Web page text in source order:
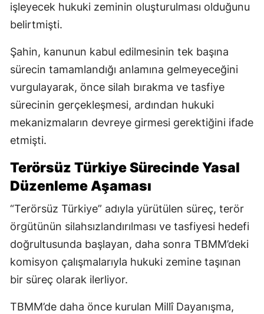
işleyecek hukuki zeminin oluşturulması olduğunu
belirtmişti.
Şahin, kanunun kabul edilmesinin tek başına
sürecin tamamlandığı anlamına gelmeyeceğini
vurgulayarak, önce silah bırakma ve tasfiye
sürecinin gerçekleşmesi, ardından hukuki
mekanizmaların devreye girmesi gerektiğini ifade
etmişti.
Terörsüz Türkiye Sürecinde Yasal
Düzenleme Aşaması
“Terörsüz Türkiye” adıyla yürütülen süreç, terör
örgütünün silahsızlandırılması ve tasfiyesi hedefi
doğrultusunda başlayan, daha sonra TBMM’deki
komisyon çalışmalarıyla hukuki zemine taşınan
bir süreç olarak ilerliyor.
TBMM’de daha önce kurulan Millî Dayanışma,